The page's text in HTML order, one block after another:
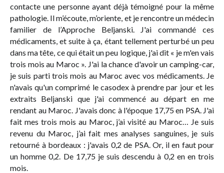
contacte une personne ayant déjà témoigné pour la même
pathologie. Il m’écoute, m’oriente, et je rencontre un médecin
familier de l’Approche Beljanski. J'ai commandé ces
médicaments, et suite à ça, étant tellement perturbé un peu
dans ma tête, ce qui était un peu logique, j'ai dit « je m'en vais
trois mois au Maroc ». J'ai la chance d'avoir un camping-car,
je suis parti trois mois au Maroc avec vos médicaments. Je
n'avais qu'un comprimé le casodex à prendre par jour et les
extraits Beljanski que j'ai commencé au départ en me
rendant au Maroc. J'avais donc à l'époque 17,75 en PSA. J'ai
fait mes trois mois au Maroc, j’ai visité au Maroc… Je suis
revenu du Maroc, j’ai fait mes analyses sanguines, je suis
retourné à bordeaux : j'avais 0,2 de PSA. Or, il en faut pour
un homme 0,2. De 17,75 je suis descendu à 0,2 en en trois
mois.